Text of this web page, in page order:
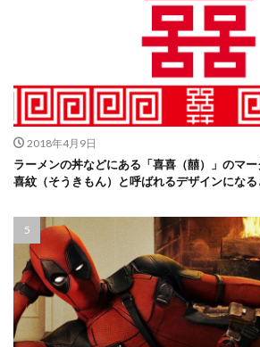
2018年4月9日
ラーメンの丼などにある「喜喜（囍）」のマ
喜紋（そうきもん）と呼ばれるデザインになる